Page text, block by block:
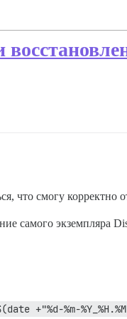
что смогу корректно
самого экземпляра
+"%d-%m-